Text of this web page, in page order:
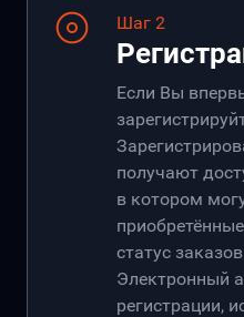
Шаг 2
Если Вы
получают
в котором
статус
Электронный
регистрации,